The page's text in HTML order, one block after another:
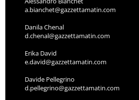
a.bianchet@gazzettamatin.com
Danila Chenal
d.chenal@gazzettamatin.com
Erika David
e.david@gazzettamatin.com
Davide Pellegrino
d.pellegrino@gazzettamatin.com